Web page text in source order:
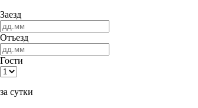
Заезд
Отъезд
Гости
за сутки